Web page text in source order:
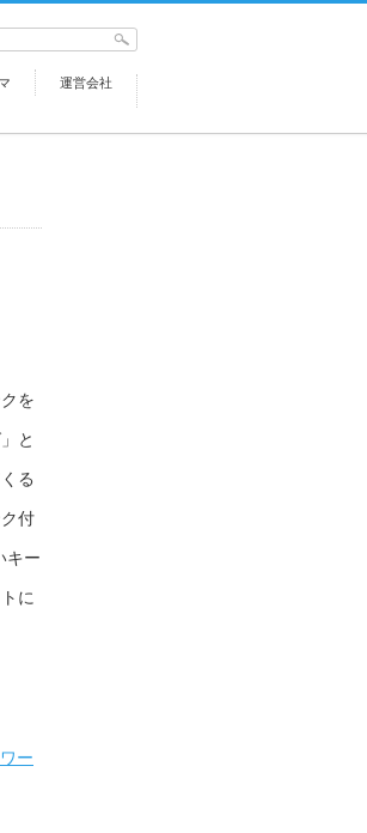
運営会社
を
と
る
付
キー
に
ー